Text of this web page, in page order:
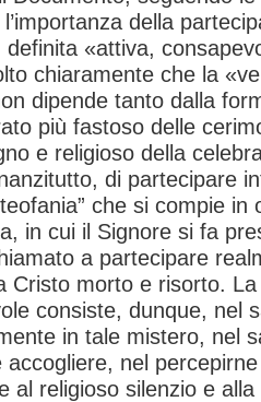
della
definita «attiva,
chiaramente che la
dipende tanto dalla
più fastoso delle
e religioso della
di partecipare
che si compie in
in cui il Signore si fa
a partecipare
Cristo morto e risorto.
consiste, dunque, nel
in tale mistero, nel
accogliere, nel
al religioso silenzio e